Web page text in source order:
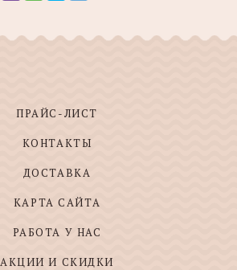
ПРАЙС-ЛИСТ
КОНТАКТЫ
ДОСТАВКА
КАРТА САЙТА
РАБОТА У НАС
АКЦИИ И СКИДКИ